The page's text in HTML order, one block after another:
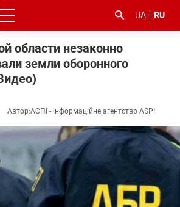
UA RU
области незаконно
земли оборонного
Автор:АСПІ - інформаційне агентство ASPI
#Киев #коронавірус